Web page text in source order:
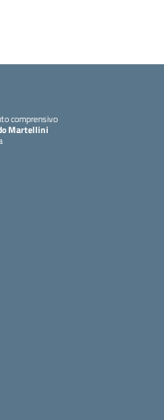
comprensivo
Martellini